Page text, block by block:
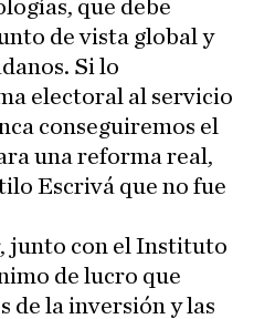
que debe
de vista global y
Si lo
electoral al servicio
conseguiremos el
una reforma real,
Escrivá que no fue
junto con el Instituto
de lucro que
de la inversión y las